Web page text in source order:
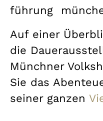
führung
Auf einer
die
Münchner
Sie das
seiner ganzen